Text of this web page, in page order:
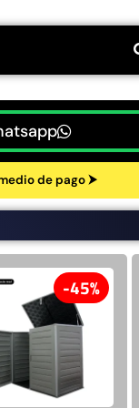
de pago ⮞
45%